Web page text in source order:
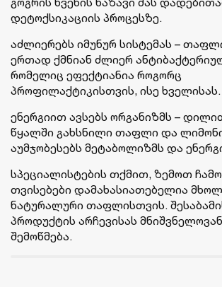
დეტოქსიკაციის პროცესზე.
აძლიერებს იმუნურ სისტემას –
ერთად ქმნიან ძლიერ
რომელიც ეფექტიანია როგორც
პროფილაქტიკისთვის, ისე ხველისას.
ენერგიით ავსებს ორგანიზმს –
წყალში გახსნილი თაფლი და
აუმჯობესებს მეტაბოლიზმს და
სპეციალისტების თქმით, ზემოთ
თვისებები დამახასიათებელია
ნატურალური თაფლისთვის.
პროდუქტის არჩევისას
შემოწმება.